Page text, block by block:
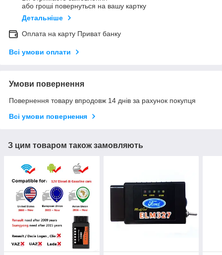
або гроші повернуться на вашу картку
Детальніше
Оплата на карту Приват банку
Всі умови оплати
Умови повернення
Повернення товару впродовж 14 днів за рахунок покупця
Всі умови повернення
З цим товаром також замовляють